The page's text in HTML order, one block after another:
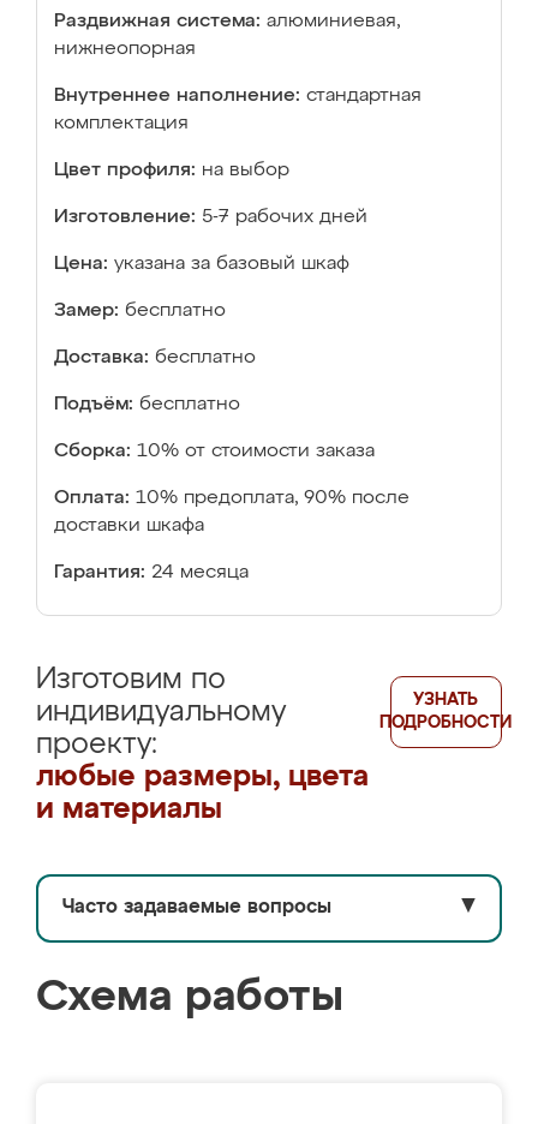
Раздвижная система: алюминиевая,
нижнеопорная
Внутреннее наполнение: стандартная
комплектация
Цвет профиля: на выбор
Изготовление: 5-7 рабочих дней
Цена: указана за базовый шкаф
Замер: бесплатно
Доставка: бесплатно
Подъём: бесплатно
Сборка: 10% от стоимости заказа
Оплата: 10% предоплата, 90% после
доставки шкафа
Гарантия: 24 месяца
Изготовим по
индивидуальному
проекту:
любые размеры, цвета
и материалы
УЗНАТЬ
ПОДРОБНОСТИ
Часто задаваемые вопросы ▼
Схема работы